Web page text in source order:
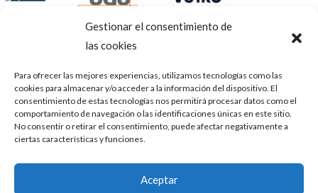
Gestionar el consentimiento de
las cookies
Para ofrecer las mejores experiencias, utilizamos tecnologías como las
cookies para almacenar y/o acceder a la información del dispositivo. El
consentimiento de estas tecnologías nos permitirá procesar datos como el
comportamiento de navegación o las identificaciones únicas en este sitio.
No consentir o retirar el consentimiento, puede afectar negativamente a
ciertas características y funciones.
Aceptar
Aviso Legal Política de privacidad Portal de transparencia